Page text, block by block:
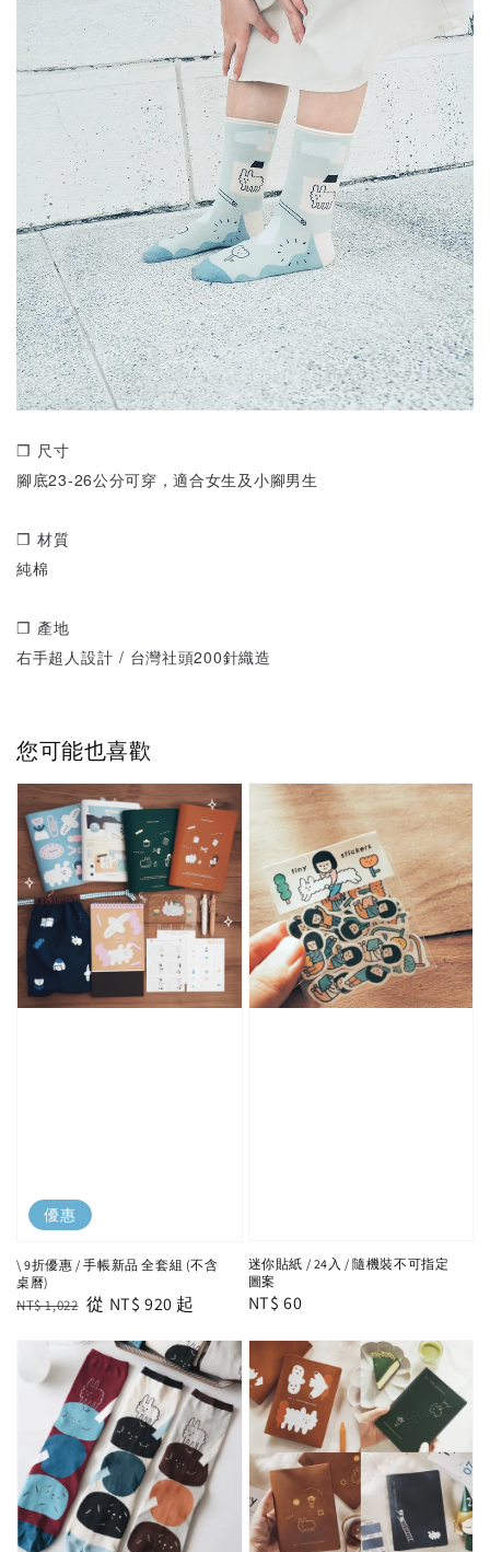
❒ 尺寸
腳底23-26公分可穿，適合女生及小腳男生
❒ 材質
純棉
❒ 產地
右手超人設計 / 台灣社頭200針織造
您可能也喜歡
優惠
\ 9折優惠 / 手帳新品 全套組 (不含
桌曆)
Regular
NT$ 1,022 Sale
從 NT$ 920 起
迷你貼紙 / 24入 / 隨機裝不可指定
圖案
Regular
NT$ 60